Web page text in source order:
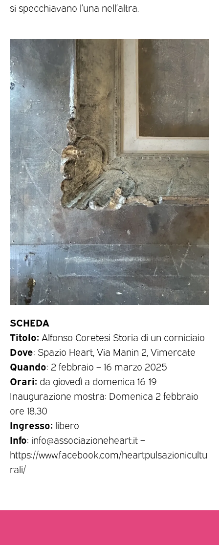
si specchiavano l’una nell’altra.
SCHEDA
Titolo: Alfonso Coretesi Storia di un corniciaio
Dove: Spazio Heart, Via Manin 2, Vimercate
Quando: 2 febbraio – 16 marzo 2025
Orari: da giovedì a domenica 16-19 –
Inaugurazione mostra: Domenica 2 febbraio
ore 18.30
Ingresso: libero
Info: info@associazioneheart.it –
https://www.facebook.com/heartpulsazionicultu
rali/